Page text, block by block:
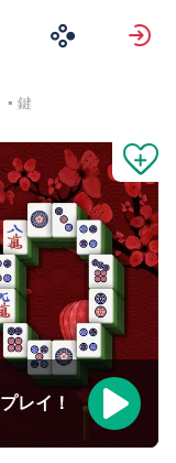
鍵
プレイ！